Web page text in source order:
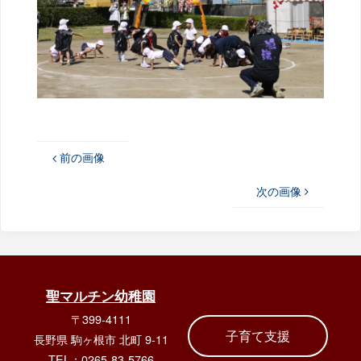
前の画像
次の画像
聖マルチン幼稚園
〒399-4111
長野県 駒ヶ根市 北町 9-11
子育て支援